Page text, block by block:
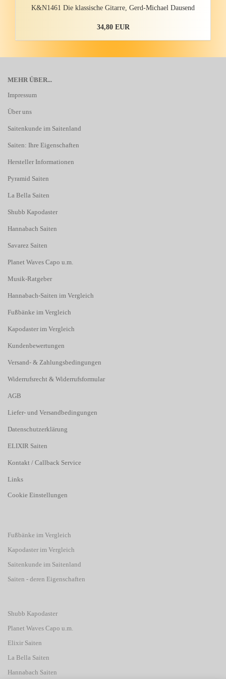
K&N1461 Die klas­si­sche Gi­tar­re, Gerd-​Michael Dau­send
34,80 EUR
MEHR ÜBER...
Impressum
Über uns
Saitenkunde im Saitenland
Saiten: Ihre Eigenschaften
Hersteller Informationen
Pyramid Saiten
La Bella Saiten
Shubb Kapodaster
Hannabach Saiten
Savarez Saiten
Planet Waves Capo u.m.
Musik-Ratgeber
Hannabach-Saiten im Vergleich
Fußbänke im Vergleich
Kapodaster im Vergleich
Kundenbewertungen
Versand- & Zahlungsbedingungen
Widerrufsrecht & Widerrufsformular
AGB
Liefer- und Versandbedingungen
Datenschutzerklärung
ELIXIR Saiten
Kontakt / Callback Service
Links
Cookie Einstellungen
Fußbänke im Vergleich
Kapodaster im Vergleich
Saitenkunde im Saitenland
Saiten - deren Eigenschaften
Shubb Kapodaster
Planet Waves Capo u.m.
Elixir Saiten
La Bella Saiten
Hannabach Saiten